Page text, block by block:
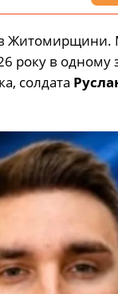
Житомирщини.
в одному
солдата